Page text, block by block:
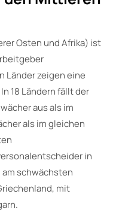
Osten und Afrika) ist
Länder zeigen eine
18 Ländern fällt der
aus als im
als im gleichen
in
schwächsten
mit